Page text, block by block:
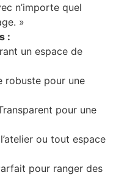
n’importe quel
»
:
un espace de
robuste pour une
pour une
ou tout espace
pour ranger des